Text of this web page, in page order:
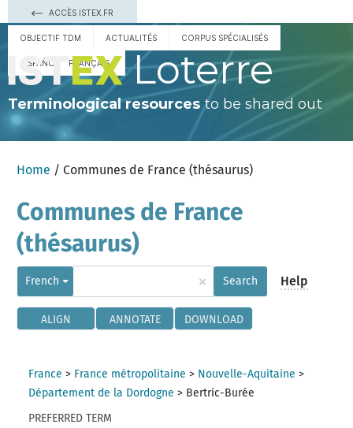
ACCÈS ISTEX.FR
OBJECTIF TDM ACTUALITÉS CORPUS SPÉCIALISÉS
ESPAÑOL FRANÇAIS Loterre
Terminological resourcesto be shared out
Home / Communes de France (thésaurus)
Communes de France
(thésaurus)
French × Search Help
ALIGN ANNOTATE DOWNLOAD
France > France métropolitaine > Nouvelle-Aquitaine >
Département de la Dordogne > Bertric-Burée
PREFERRED TERM